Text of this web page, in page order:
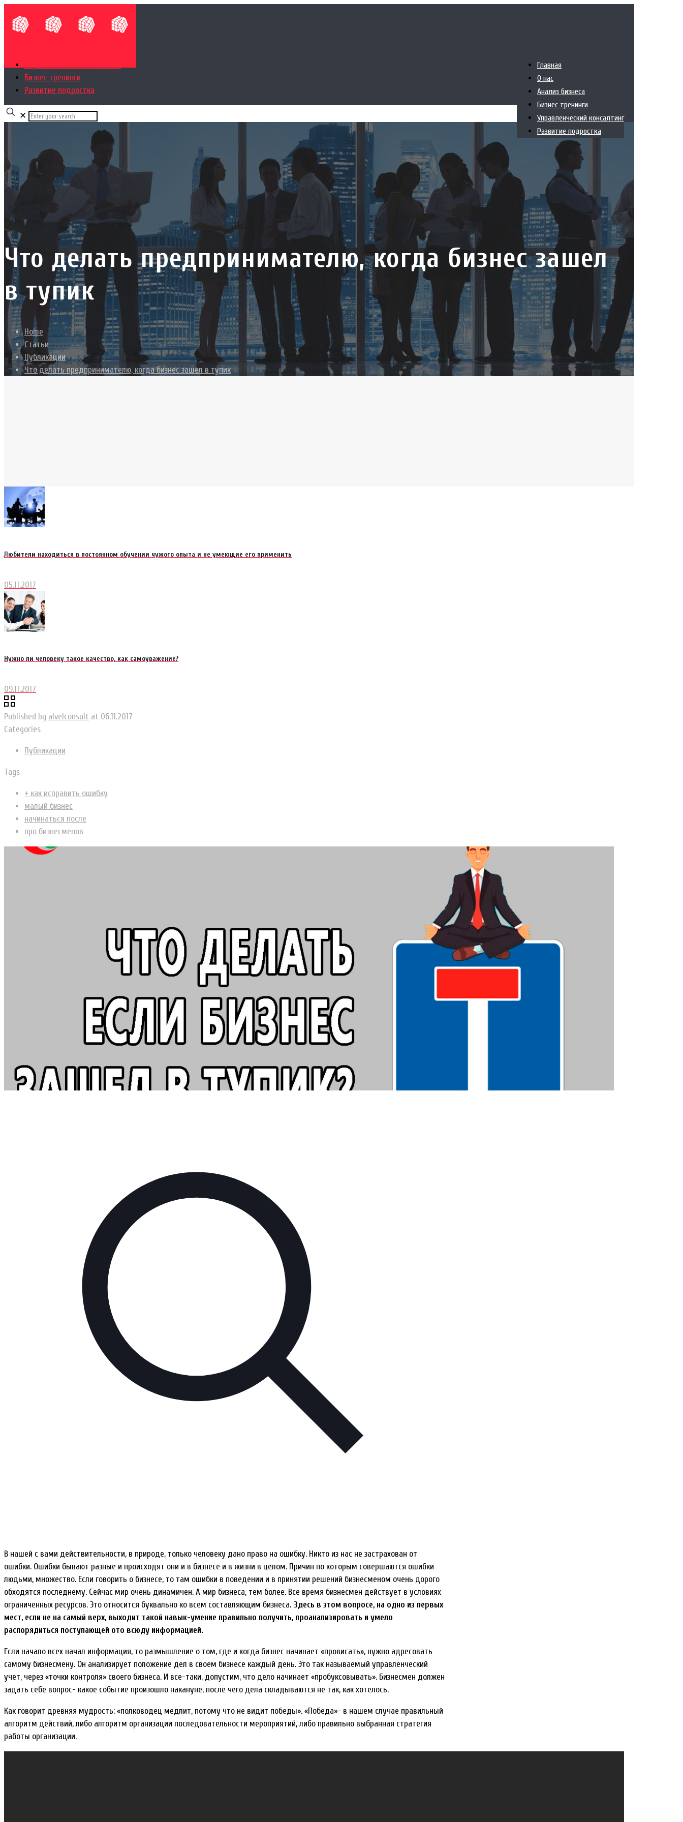
Главная
О нас
Анализ бизнеса
Бизнес тренинги
Управленческий консалтинг
Развитие подростка
Бизнес тренинги
Развитие подростка
✕
Что делать предпринимателю, когда бизнес зашел
в тупик
Home
Статьи
Публикации
Что делать предпринимателю, когда бизнес зашел в тупик
Любители находиться в постоянном обучении чужого опыта и не умеющие его применить
05.11.2017
Нужно ли человеку такое качество, как самоуважение?
09.11.2017
Published by alvelconsult at 06.11.2017
Categories
Публикации
Tags
+ как исправить ошибку
малый бизнес
начинаться после
про бизнесменов
В нашей с вами действительности, в природе, только человеку дано право на ошибку. Никто из нас не застрахован от
ошибки. Ошибки бывают разные и происходят они и в бизнесе и в жизни в целом. Причин по которым совершаются ошибки
людьми, множество. Если говорить о бизнесе, то там ошибки в поведении и в принятии решений бизнесменом очень дорого
обходятся последнему. Сейчас мир очень динамичен. А мир бизнеса, тем более. Все время бизнесмен действует в условиях
ограниченных ресурсов. Это относится буквально ко всем составляющим бизнеса. Здесь в этом вопросе, на одно из первых
мест, если не на самый верх, выходит такой навык-умение правильно получить, проанализировать и умело
распорядиться поступающей ото всюду информацией.
Если начало всех начал информация, то размышление о том, где и когда бизнес начинает «провисать», нужно адресовать
самому бизнесмену. Он анализирует положение дел в своем бизнесе каждый день. Это так называемый управленческий
учет, через «точки контроля» своего бизнеса. И все-таки, допустим, что дело начинает «пробуксовывать». Бизнесмен должен
задать себе вопрос- какое событие произошло накануне, после чего дела складываются не так, как хотелось.
Как говорит древняя мудрость: «полководец медлит, потому что не видит победы». «Победа»- в нашем случае правильный
алгоритм действий, либо алгоритм организации последовательности мероприятий, либо правильно выбранная стратегия
работы организации.